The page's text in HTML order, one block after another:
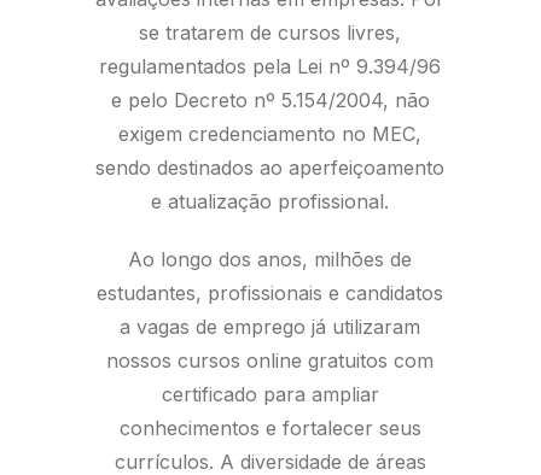
se tratarem de cursos livres,
regulamentados pela Lei nº 9.394/96
e pelo Decreto nº 5.154/2004, não
exigem credenciamento no MEC,
sendo destinados ao aperfeiçoamento
e atualização profissional.
Ao longo dos anos, milhões de
estudantes, profissionais e candidatos
a vagas de emprego já utilizaram
nossos cursos online gratuitos com
certificado para ampliar
conhecimentos e fortalecer seus
currículos. A diversidade de áreas